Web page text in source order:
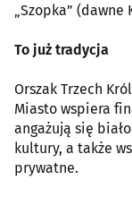
„Szopka” (dawne
To już tradycja
Orszak Trzech
Miasto wspiera
angażują się
kultury, a także
prywatne.